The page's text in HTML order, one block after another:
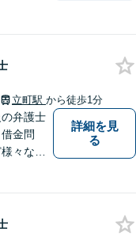
立町駅 から徒歩1分
の弁護士
金問
々な問
詳細を見
る